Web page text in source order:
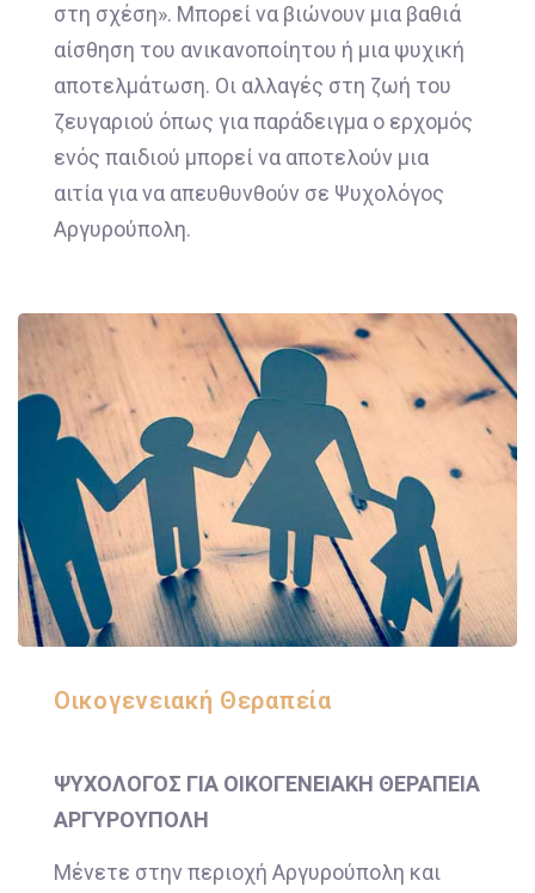
στη σχέση». Μπορεί να βιώνουν μια βαθιά
αίσθηση του ανικανοποίητου ή μια ψυχική
αποτελμάτωση. Οι αλλαγές στη ζωή του
ζευγαριού όπως για παράδειγμα ο ερχομός
ενός παιδιού μπορεί να αποτελούν μια
αιτία για να απευθυνθούν σε Ψυχολόγος
Αργυρούπολη.
Οικογενειακή Θεραπεία
ΨΥΧΟΛΟΓΟΣ ΓΙΑ ΟΙΚΟΓΕΝΕΙΑΚΗ ΘΕΡΑΠΕΙΑ
ΑΡΓΥΡΟΥΠΟΛΗ
Μένετε στην περιοχή Αργυρούπολη και